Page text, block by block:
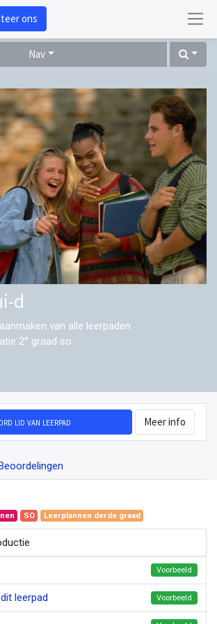
ons
Nav
d
van alle leerpaden
2° graad so.
lid van leerpad Meer info
SO Leerplannen derde graad
Voorbeeld
leerpad Voorbeeld